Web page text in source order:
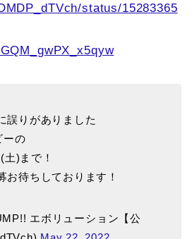
status/15283365
誤りがありました
ーの
)まで！
お待ちしております！
エボリューション【公